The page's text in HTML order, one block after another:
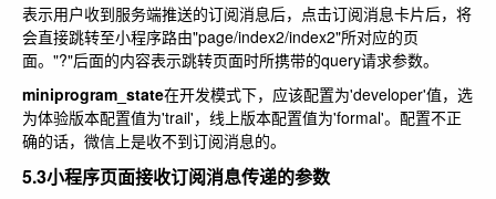
表示用户收到服务端推送的订阅消息后，点击订阅消息卡片后，将
会直接跳转至小程序路由"page/index2/index2"所对应的页
面。"?"后面的内容表示跳转页面时所携带的query请求参数。
miniprogram_state在开发模式下，应该配置为'developer'值，选
为体验版本配置值为'trail'，线上版本配置值为'formal'。配置不正
确的话，微信上是收不到订阅消息的。
5.3小程序页面接收订阅消息传递的参数